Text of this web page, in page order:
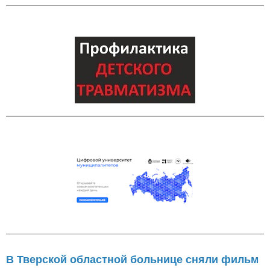
В Тверской областной больнице сняли фильм